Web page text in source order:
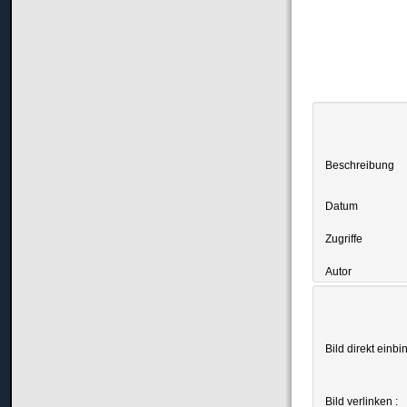
Beschreibung
Datum
Zugriffe
Autor
Bild direkt
Bild verlinken :